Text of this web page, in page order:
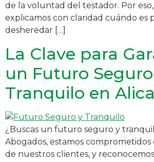
de la voluntad del testador. Por
explicamos con claridad cuándo es
desheredar […]
La Clave para
un Futuro
Tranquilo en
¿Buscas un futuro seguro y
Abogados, estamos
de nuestros clientes, y